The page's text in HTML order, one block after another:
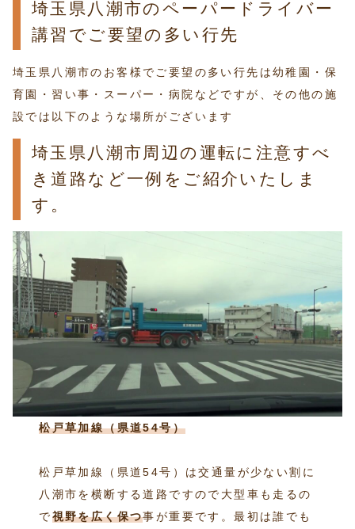
埼玉県八潮市のペーパードライバー
講習でご要望の多い行先
埼玉県八潮市のお客様でご要望の多い行先は幼稚園・保
育園・習い事・スーパー・病院などですが、その他の施
設では以下のような場所がございます
埼玉県八潮市周辺の運転に注意すべ
き道路など一例をご紹介いたしま
す。
松戸草加線（県道54号）
松戸草加線（県道54号）は交通量が少ない割に
八潮市を横断する道路ですので大型車も走るの
で視野を広く保つ事が重要です。最初は誰でも